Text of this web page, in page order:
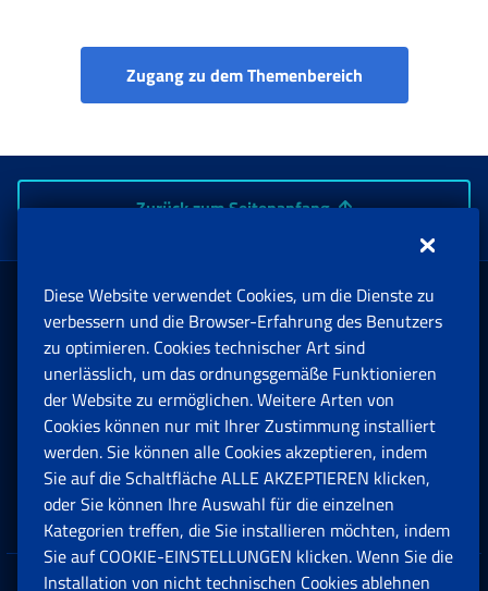
Zugang zu dem ThemenbereichPortal der
Zurück zum Seitenanfang
Rente und Sozialversicherung
Arbeit
Beihilfen, Subventionen und Entschädigungen
Unternehmen und Freiberufler
Diese Website verwendet Cookies, um die Dienste zu
verbessern und die Browser-Erfahrung des Benutzers
zu optimieren. Cookies technischer Art sind
unerlässlich, um das ordnungsgemäße Funktionieren
der Website zu ermöglichen. Weitere Arten von
Cookies können nur mit Ihrer Zustimmung installiert
werden. Sie können alle Cookies akzeptieren, indem
Sie auf die Schaltfläche ALLE AKZEPTIEREN klicken,
oder Sie können Ihre Auswahl für die einzelnen
Kategorien treffen, die Sie installieren möchten, indem
Sie auf COOKIE-EINSTELLUNGEN klicken. Wenn Sie die
Installation von nicht technischen Cookies ablehnen